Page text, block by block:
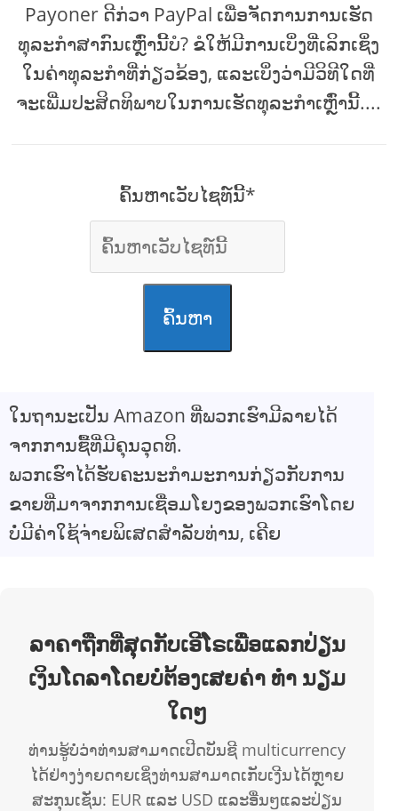
Payoner ດີກ່ວາ PayPal ເພື່ອຈັດການການເຮັດ
ທຸລະກໍາສາກົນເຫຼົ່ານີ້ບໍ? ຂໍໃຫ້ມີການເບິ່ງທີ່ເລິກເຊິ່ງ
ໃນຄ່າທຸລະກໍາທີ່ກ່ຽວຂ້ອງ, ແລະເບິ່ງວ່າມີວິທີໃດທີ່
ຈະເພີ່ມປະສິດທິພາບໃນການເຮັດທຸລະກໍາເຫຼົ່ານີ້....
ຄົ້ນຫາເວັບໄຊທ໌ນີ້*
ຄົ້ນຫາ
ໃນຖານະເປັນ Amazon ທີ່ພວກເຮົາມີລາຍໄດ້
ຈາກການຊື້ທີ່ມີຄຸນວຸດທິ.
ພວກເຮົາໄດ້ຮັບຄະນະກໍາມະການກ່ຽວກັບການ
ຂາຍທີ່ມາຈາກການເຊື່ອມໂຍງຂອງພວກເຮົາໂດຍ
ບໍ່ມີຄ່າໃຊ້ຈ່າຍພິເສດສໍາລັບທ່ານ, ເຄີຍ
ລາຄາຖືກທີ່ສຸດກັບເອີໂຣເພື່ອແລກປ່ຽນ
ເງິນໂດລາໂດຍບໍ່ຕ້ອງເສຍຄ່າ ທຳ ນຽມ
ໃດໆ
ທ່ານຮູ້ບໍ່ວ່າທ່ານສາມາດເປີດບັນຊີ multicurrency
ໄດ້ຢ່າງງ່າຍດາຍເຊິ່ງທ່ານສາມາດເກັບເງີນໄດ້ຫຼາຍ
ສະກຸນເຊັ່ນ: EUR ແລະ USD ແລະອື່ນໆແລະປ່ຽນ